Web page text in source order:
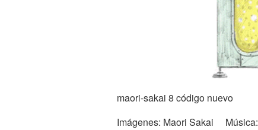
maori-sakai 8 código nuevo
Imágenes: Maori Sakai Música: